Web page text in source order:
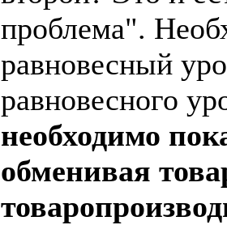
проблема".
равновесный
равновесного
необходимо
обменивая